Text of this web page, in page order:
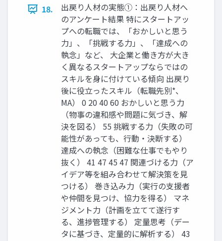
18.
出戻り人材の実態①：出戻り人材へ
のアンケート結果 特にスタートアッ
プへの転職では、「おかしいと思う
力」、「挑戦する力」、「達成への
執念」など、 大企業と働き方が大き
く異なるスタートアップならではの
スキルを身に付けている傾向 出戻り
後に役立ったスキル（転職先別*、
MA） 0 20 40 60 おかしいと思う力
（物事の違和感や問題に気づき、解
決を図る） 55 挑戦する力（失敗の可
能性があっても、行動・決断する）
達成への執念（困難な仕事でもやり
抜く） 41 47 45 47 関連づける力（ア
イデア等を組み合わせて解決策を見
つける） 巻き込み力（実行の支援者
や仲間を見つけ、協力を得る） マネ
ジメント力（計画を立てて遂行す
る、進捗管理する） 定量思考（デー
タに基づき、定量的に解析する） 43